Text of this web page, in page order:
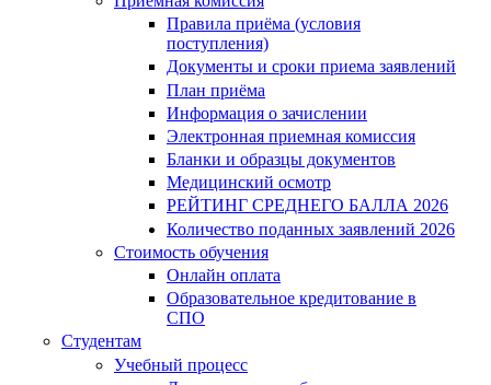
Правила приёма (условия
поступления)
Документы и сроки приема заявлений
План приёма
Информация о зачислении
Электронная приемная комиссия
Бланки и образцы документов
Медицинский осмотр
РЕЙТИНГ СРЕДНЕГО БАЛЛА 2026
Количество поданных заявлений 2026
Стоимость обучения
Онлайн оплата
Образовательное кредитование в
СПО
Студентам
Учебный процесс